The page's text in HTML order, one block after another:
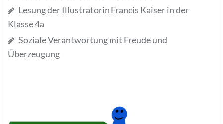
Lesung der Illustratorin Francis Kaiser in der
Klasse 4a
Soziale Verantwortung mit Freude und
Überzeugung